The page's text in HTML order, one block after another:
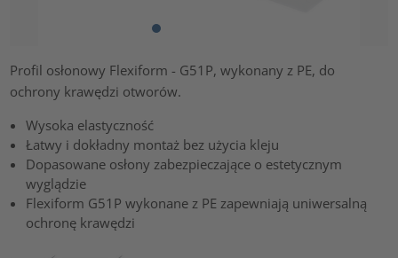
Profil osłonowy Flexiform - G51P, wykonany z PE, do
ochrony krawędzi otworów.
Wysoka elastyczność
Łatwy i dokładny montaż bez użycia kleju
Dopasowane osłony zabezpieczające o estetycznym
wyglądzie
Flexiform G51P wykonane z PE zapewniają uniwersalną
ochronę krawędzi